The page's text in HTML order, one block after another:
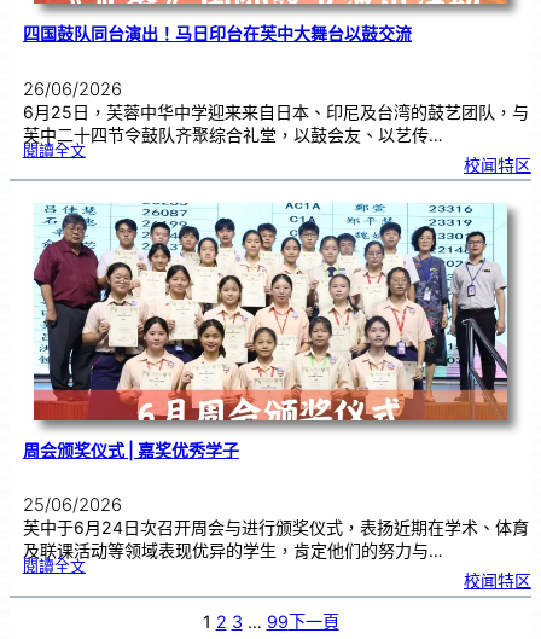
四国鼓队同台演出！马日印台在芙中大舞台以鼓交流
26/06/2026
6月25日，芙蓉中华中学迎来来自日本、印尼及台湾的鼓艺团队，与
芙中二十四节令鼓队齐聚综合礼堂，以鼓会友、以艺传…
閱讀全文:四
队
台
演
出
！
马
日
印
台
在
芙
中
大
舞
台
以
鼓
交
流
校闻特区
周会颁奖仪式 | 嘉奖优秀学子
25/06/2026
芙中于6月24日次召开周会与进行颁奖仪式，表扬近期在学术、体育
及联课活动等领域表现优异的学生，肯定他们的努力与…
閱讀全文:周
奖
校闻特区
1 2 3 … 99下一頁